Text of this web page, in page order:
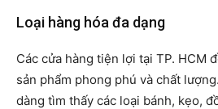
Loại hàng hóa đa dạng
Các cửa hàng tiện lợi tại TP. HCM
sản phẩm phong phú và chất
dàng tìm thấy các loại bánh, kẹo,